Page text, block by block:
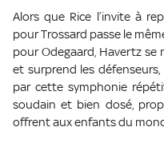
Alors que Rice l’invite à
pour Trossard passe le
pour Odegaard, Havertz
et surprend les
par cette symphonie
soudain et bien dosé,
offrent aux enfants du